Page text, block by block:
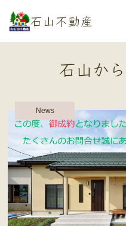
石山不動産
石山か
News